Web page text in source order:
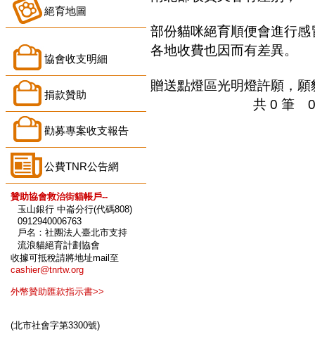
絕育地圖
協會收支明細
捐款贊助
勸募專案收支報告
公費TNR公告網
贊助協會救治街貓帳戶--
玉山銀行 中崙分行(代碼808)
0912940006763
戶名：社團法人臺北市支持
流浪貓絕育計劃協會
收據可抵稅請將地址mail至
cashier@tnrtw.org
外幣贊助匯款指示書>>
(北市社會字第3300號)
部份貓咪絕育順便會進行
各地收費也因而有差異。
贈送點燈區光明燈許願，
共 0 筆